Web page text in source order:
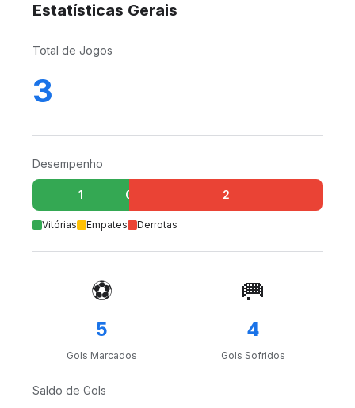
Estatísticas Gerais
Total de Jogos
3
Desempenho
1 0 2
Vitórias Empates Derrotas
⚽
5
Gols Marcados
🥅
4
Gols Sofridos
Saldo de Gols